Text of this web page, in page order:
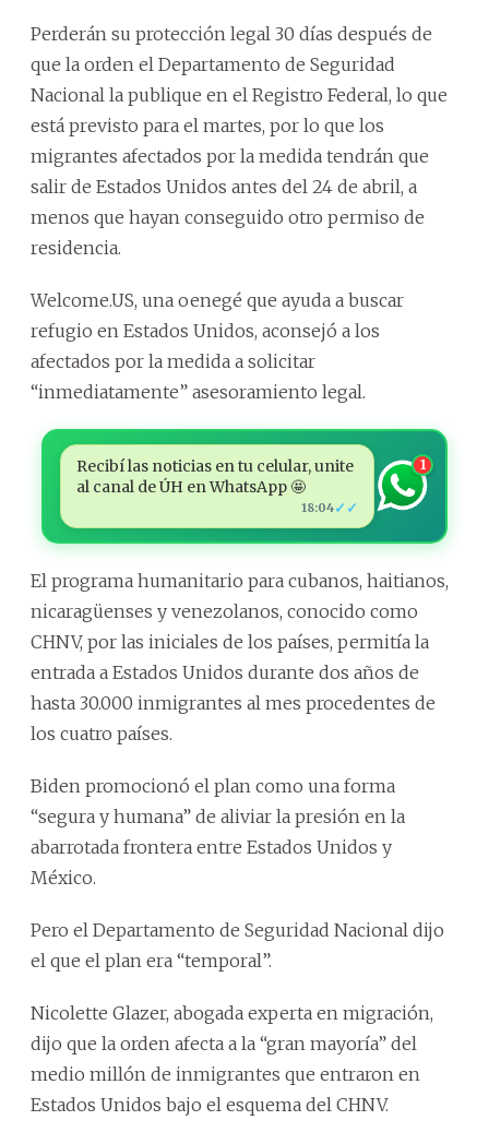
Perderán su protección legal 30 días después de
que la orden el Departamento de Seguridad
Nacional la publique en el Registro Federal, lo que
está previsto para el martes, por lo que los
migrantes afectados por la medida tendrán que
salir de Estados Unidos antes del 24 de abril, a
menos que hayan conseguido otro permiso de
residencia.
Welcome.US, una oenegé que ayuda a buscar
refugio en Estados Unidos, aconsejó a los
afectados por la medida a solicitar
“inmediatamente” asesoramiento legal.
Recibí las noticias en tu celular, unite
al canal de ÚH en WhatsApp 🤩
18:04✓✓
1
El programa humanitario para cubanos, haitianos,
nicaragüenses y venezolanos, conocido como
CHNV, por las iniciales de los países, permitía la
entrada a Estados Unidos durante dos años de
hasta 30.000 inmigrantes al mes procedentes de
los cuatro países.
Biden promocionó el plan como una forma
“segura y humana” de aliviar la presión en la
abarrotada frontera entre Estados Unidos y
México.
Pero el Departamento de Seguridad Nacional dijo
el que el plan era “temporal”.
Nicolette Glazer, abogada experta en migración,
dijo que la orden afecta a la “gran mayoría” del
medio millón de inmigrantes que entraron en
Estados Unidos bajo el esquema del CHNV.